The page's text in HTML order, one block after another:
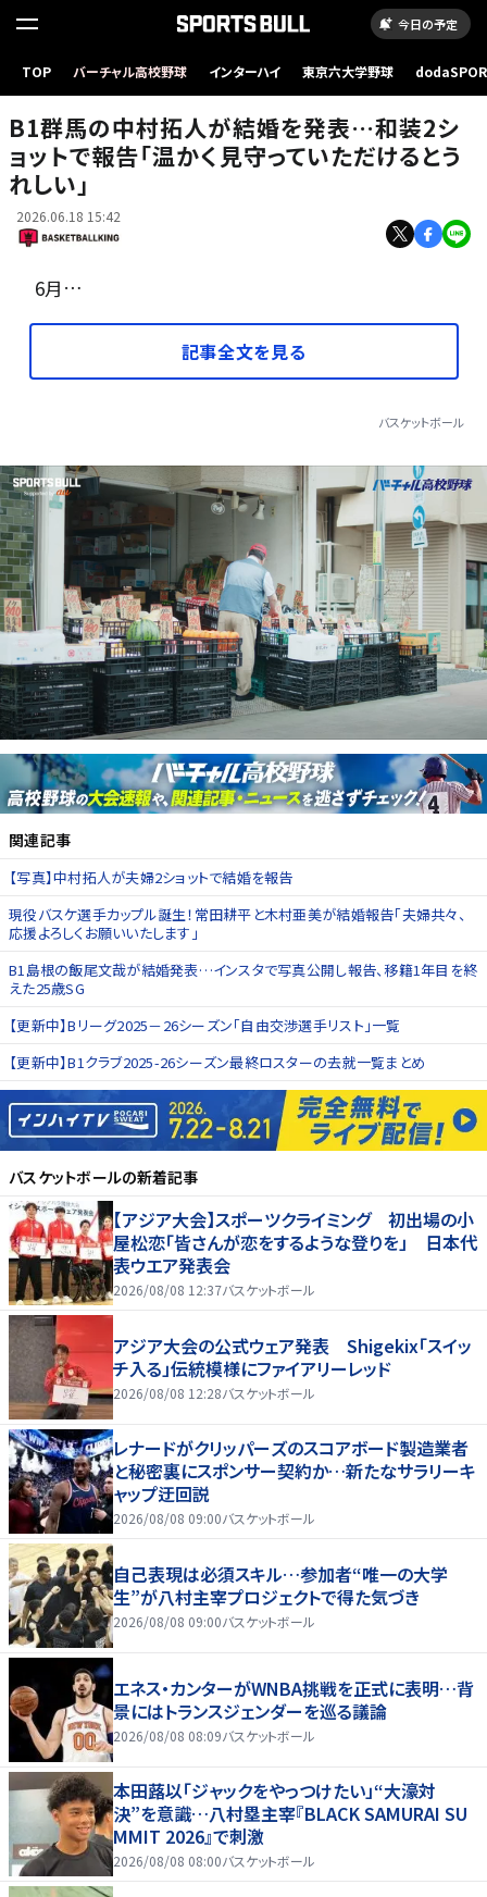
今日の予定
TOP バーチャル高校野球 インターハイ 東京六大学野球
今季から群馬でプレーする中村［写真］＝B.LEAGUE
B1群馬の中村拓人が結婚を発表…和装2シ
ョットで報告「温かく見守っていただけるとう
れしい」
2026.06.18 15:42
6月…
記事全文を見る
バスケットボール
関連記事
【写真】中村拓人が夫婦2ショットで結婚を報告
現役バスケ選手カップル誕生！常田耕平と木村亜美が結婚報告「夫婦共々、
応援よろしくお願いいたします」
B1島根の飯尾文哉が結婚発表…インスタで写真公開し報告、移籍1年目を終
えた25歳SG
【更新中】Bリーグ2025－26シーズン「自由交渉選手リスト」一覧
【更新中】B1クラブ2025-26シーズン最終ロスターの去就一覧まとめ
バスケットボールの新着記事
【アジア大会】スポーツクライミング 初出場の小
屋松恋「皆さんが恋をするような登りを」 日本代
表ウエア発表会
2026/08/08 12:37バスケットボール
アジア大会の公式ウェア発表 Shigekix「スイッ
チ入る」伝統模様にファイアリーレッド
2026/08/08 12:28バスケットボール
レナードがクリッパーズのスコアボード製造業者
と秘密裏にスポンサー契約か‬…新たなサラリーキ
ャップ迂回説
2026/08/08 09:00バスケットボール
自己表現は必須スキル…参加者“唯一の大学
生”が八村主宰プロジェクトで得た気づき
2026/08/08 09:00バスケットボール
エネス・カンターがWNBA挑戦を正式に表明…背
景にはトランスジェンダーを巡る議論
2026/08/08 08:09バスケットボール
本田蕗以「ジャックをやっつけたい」“大濠対
決”を意識…八村塁主宰『BLACK SAMURAI SU
MMIT 2026』で刺激
2026/08/08 08:00バスケットボール